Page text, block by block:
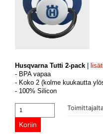
Husqvarna Tutti 2-pack
- BPA vapaa
- Koko 2 (kolme kuukautta
- 100% Silicon